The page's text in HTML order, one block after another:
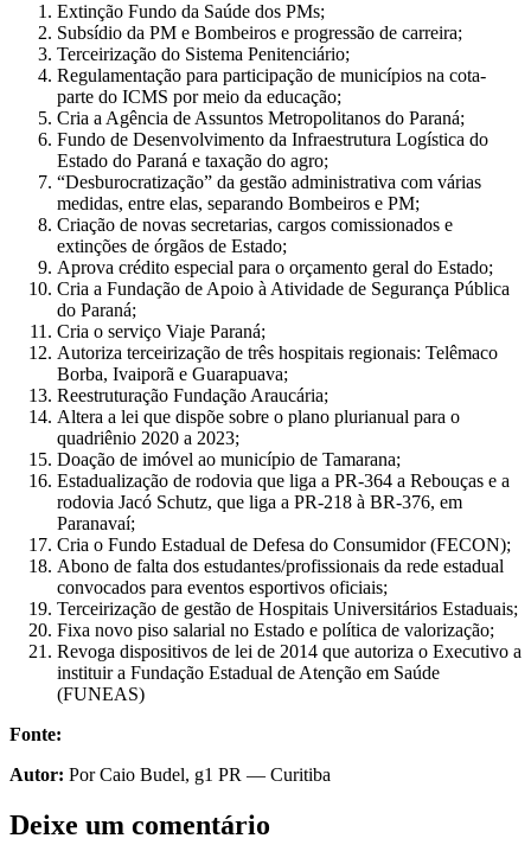
Extinção Fundo da Saúde dos PMs;
Subsídio da PM e Bombeiros e progressão de carreira;
Terceirização do Sistema Penitenciário;
Regulamentação para participação de municípios na cota-
parte do ICMS por meio da educação;
Cria a Agência de Assuntos Metropolitanos do Paraná;
Fundo de Desenvolvimento da Infraestrutura Logística do
Estado do Paraná e taxação do agro;
“Desburocratização” da gestão administrativa com várias
medidas, entre elas, separando Bombeiros e PM;
Criação de novas secretarias, cargos comissionados e
extinções de órgãos de Estado;
Aprova crédito especial para o orçamento geral do Estado;
Cria a Fundação de Apoio à Atividade de Segurança Pública
do Paraná;
Cria o serviço Viaje Paraná;
Autoriza terceirização de três hospitais regionais: Telêmaco
Borba, Ivaiporã e Guarapuava;
Reestruturação Fundação Araucária;
Altera a lei que dispõe sobre o plano plurianual para o
quadriênio 2020 a 2023;
Doação de imóvel ao município de Tamarana;
Estadualização de rodovia que liga a PR-364 a Rebouças e a
rodovia Jacó Schutz, que liga a PR-218 à BR-376, em
Paranavaí;
Cria o Fundo Estadual de Defesa do Consumidor (FECON);
Abono de falta dos estudantes/profissionais da rede estadual
convocados para eventos esportivos oficiais;
Terceirização de gestão de Hospitais Universitários Estaduais;
Fixa novo piso salarial no Estado e política de valorização;
Revoga dispositivos de lei de 2014 que autoriza o Executivo a
instituir a Fundação Estadual de Atenção em Saúde
(FUNEAS)
Fonte:
Autor: Por Caio Budel, g1 PR — Curitiba
Deixe um comentário